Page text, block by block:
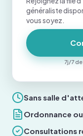
Sans salle
Ordonnance
Consultations
généraliste
vous soyez.
7j/7